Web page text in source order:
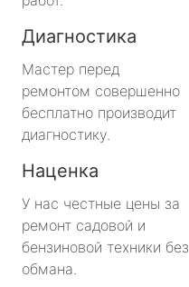
Диагностика
Мастер перед
ремонтом совершенно
бесплатно производит
диагностику.
Наценка
У нас честные цены за
ремонт садовой и
бензиновой техники без
обмана.